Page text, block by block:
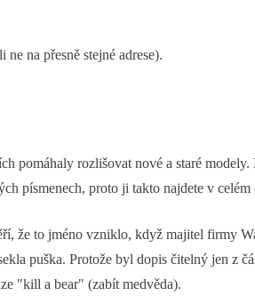
na přesně stejné adrese).
pomáhaly rozlišovat nové a staré
písmenech, proto ji takto najdete v celém
že to jméno vzniklo, když majitel firmy
puška. Protože byl dopis čitelný jen z
"kill a bear" (zabít medvěda).